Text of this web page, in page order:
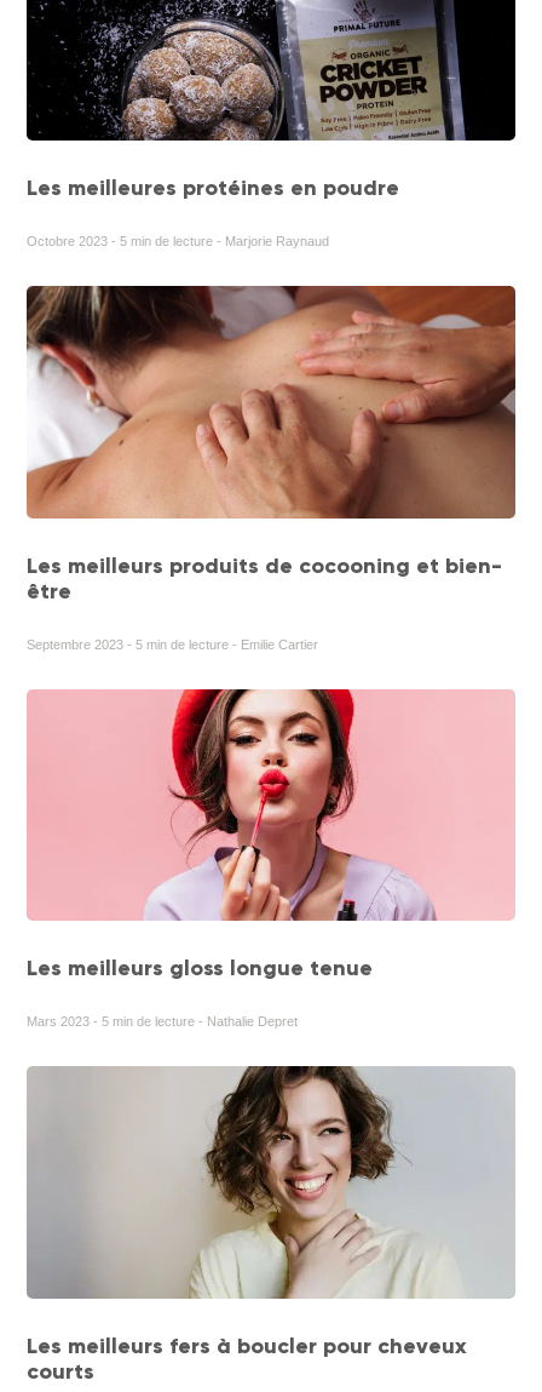
Les meilleures protéines en poudre
Octobre 2023 - 5 min de lecture - Marjorie Raynaud
Les meilleurs produits de cocooning et bien-
être
Septembre 2023 - 5 min de lecture - Emilie Cartier
Les meilleurs gloss longue tenue
Mars 2023 - 5 min de lecture - Nathalie Depret
Les meilleurs fers à boucler pour cheveux
courts